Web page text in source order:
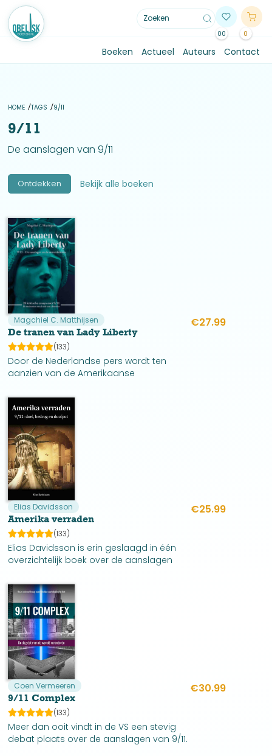
00 0
Boeken Actueel Auteurs Contact
HOME TAGS 9/11
9/11
De aanslagen van 9/11
Ontdekken Bekijk alle boeken
Magchiel C. Matthijsen
De tranen van Lady Liberty
(133)
Door de Nederlandse pers wordt ten
aanzien van de Amerikaanse
onderzoek verricht. In de Verenigde
Staten zelf is echter wel degelijk sprake
van kritisch journalistiek onderzoek.
€27.99
Elias Davidsson
Amerika verraden
(133)
Elias Davidsson is erin geslaagd in één
overzichtelijk boek over de aanslagen
het Amerikaanse volk door zijn eigen
leiders bloot te leggen.
€25.99
Coen Vermeeren
9/11 Complex
(133)
Meer dan ooit vindt in de VS een stevig
debat plaats over de aanslagen van 9/11.
€30.99